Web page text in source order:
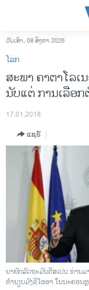
ເຂົ້າ
ຫາ
ຂ້າມ
ຂ້າມ
ຫາ
ອາເມຣິກາ
ຂ່າວ​ຈີນ
ໂລກ
ອິດສະຫຼະພາບດ້ານການຂ່າວ
ຊີວິດຊາວລາວ
ຊຸມຊົນຊາວລາວ
ວິທະຍາສາດ-ເທັກໂນໂລຈີ
ທຸລະກິດ
ພາສາອັງກິດ
ວີດີໂອ
ວັນເສົາ, 08 ສິງຫາ 2026
ໂລກ
ສະພາ ຄາຕາໂລເ
ນັບແຕ່ ການເລືອກ
17,01,2018
ແຊຣ໌
ນາຍົກລັດຖະມົນຕີສເປນ ທ່ານ
ທຳນຽບມົງຊີໂອອາ ໃນນະຄອນ